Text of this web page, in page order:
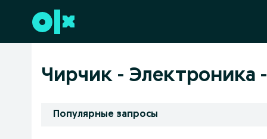
Перейти к нижнему колонтитулу
Чирчик - Электроника
Популярные запросы